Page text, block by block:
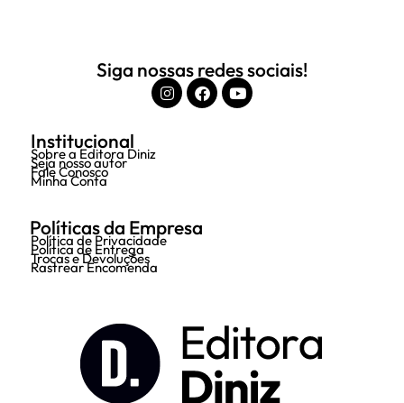
Siga nossas redes sociais!
Institucional
Sobre a Editora Diniz
Seja nosso autor
Fale Conosco
Minha Conta
Políticas da Empresa
Política de Privacidade
Política de Entrega
Trocas e Devoluções
Rastrear Encomenda